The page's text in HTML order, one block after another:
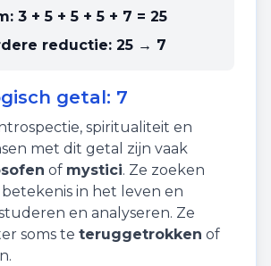
3 + 5 + 5 + 5 + 7 = 25
reductie: 25 → 7
getal: 7
, spiritualiteit en
met dit getal zijn vaak
of mystici. Ze zoeken
in het leven en
en analyseren. Ze
soms te teruggetrokken of